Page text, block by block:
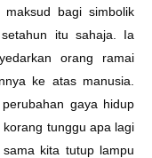
bagi simbolik
itu sahaja. Ia
orang ramai
ke atas manusia.
gaya hidup
korang tunggu apa lagi
kita tutup lampu